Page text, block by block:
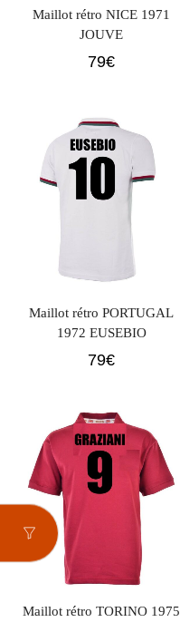
Maillot rétro NICE 1971
JOUVE
79€
Maillot rétro PORTUGAL
1972 EUSEBIO
79€
Maillot rétro TORINO 1975